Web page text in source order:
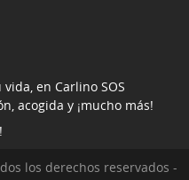
en Carlino SOS
acogida y ¡mucho más!
los derechos reservados -